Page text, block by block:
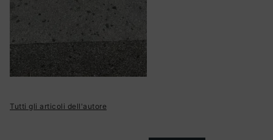
Tutti gli articoli dell'autore